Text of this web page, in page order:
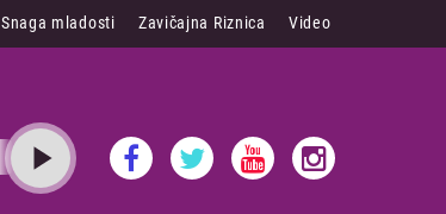
Snaga mladosti Zavičajna Riznica Video